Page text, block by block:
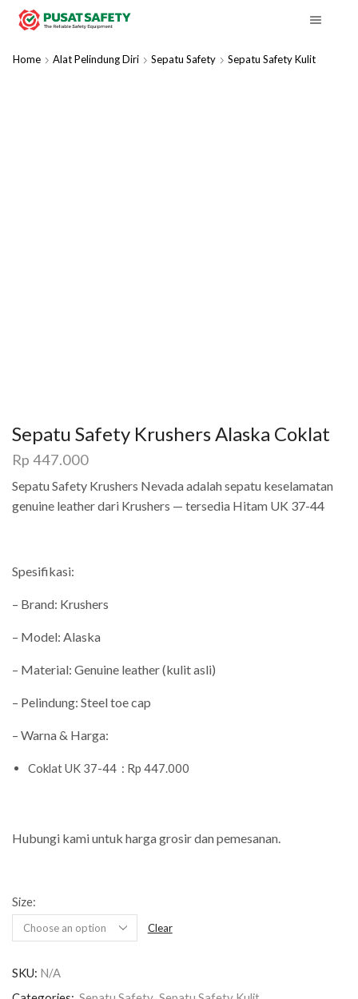
Home Alat Pelindung Diri Sepatu Safety Sepatu Safety Kulit
Sepatu Safety Krushers Alaska Coklat
Rp 447.000
Sepatu Safety Krushers Nevada adalah sepatu keselamatan
genuine leather dari Krushers — tersedia Hitam UK 37-44
Spesifikasi:
– Brand: Krushers
– Model: Alaska
– Material: Genuine leather (kulit asli)
– Pelindung: Steel toe cap
– Warna & Harga:
Coklat UK 37-44 : Rp 447.000
Hubungi kami untuk harga grosir dan pemesanan.
Size:
Clear
SKU: N/A